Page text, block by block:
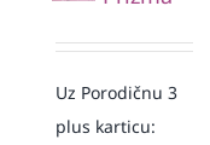
Uz Porodičnu 3
plus karticu: